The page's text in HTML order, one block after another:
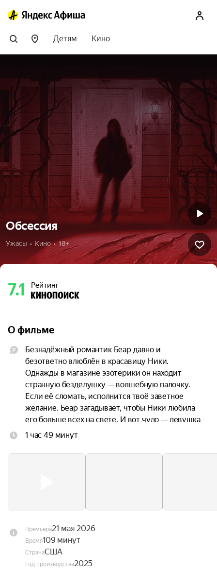
Детям Кино
Обсессия
Ужасы  •  Кино  •  18+
7.1 Рейтинг
О фильме
Безнадёжный романтик Беар давно и
безответно влюблён в красавицу Ники.
Однажды в магазине эзотерики он находит
странную безделушку — волшебную палочку.
Если её сломать, исполнится твоё заветное
желание. Беар загадывает, чтобы Ники любила
его больше всех на свете. И вот чудо — девушка
и правда в него влюбляется. Однако его счастью
одержима, а её знаки внимания становятся всё
1 час 49 минут
Премьера21 мая 2026
Время109 минут
СтранаСША
Год производства2025